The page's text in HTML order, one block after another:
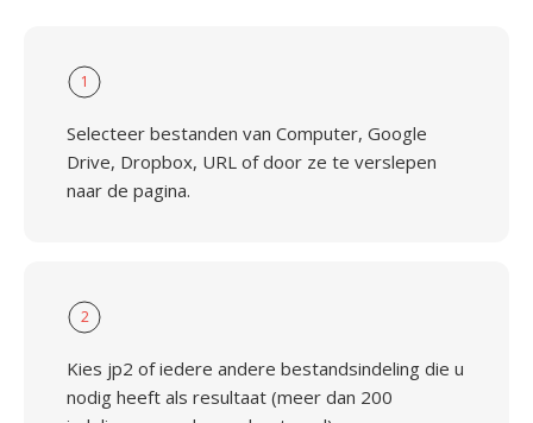
1
Selecteer bestanden van Computer, Google
Drive, Dropbox, URL of door ze te verslepen
naar de pagina.
2
Kies jp2 of iedere andere bestandsindeling die u
nodig heeft als resultaat (meer dan 200